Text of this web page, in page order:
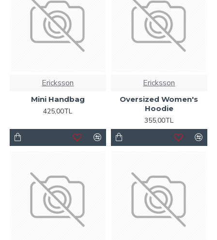
Ericksson
Mini Handbag
425,00TL
Ericksson
Oversized Women's
Hoodie
355,00TL